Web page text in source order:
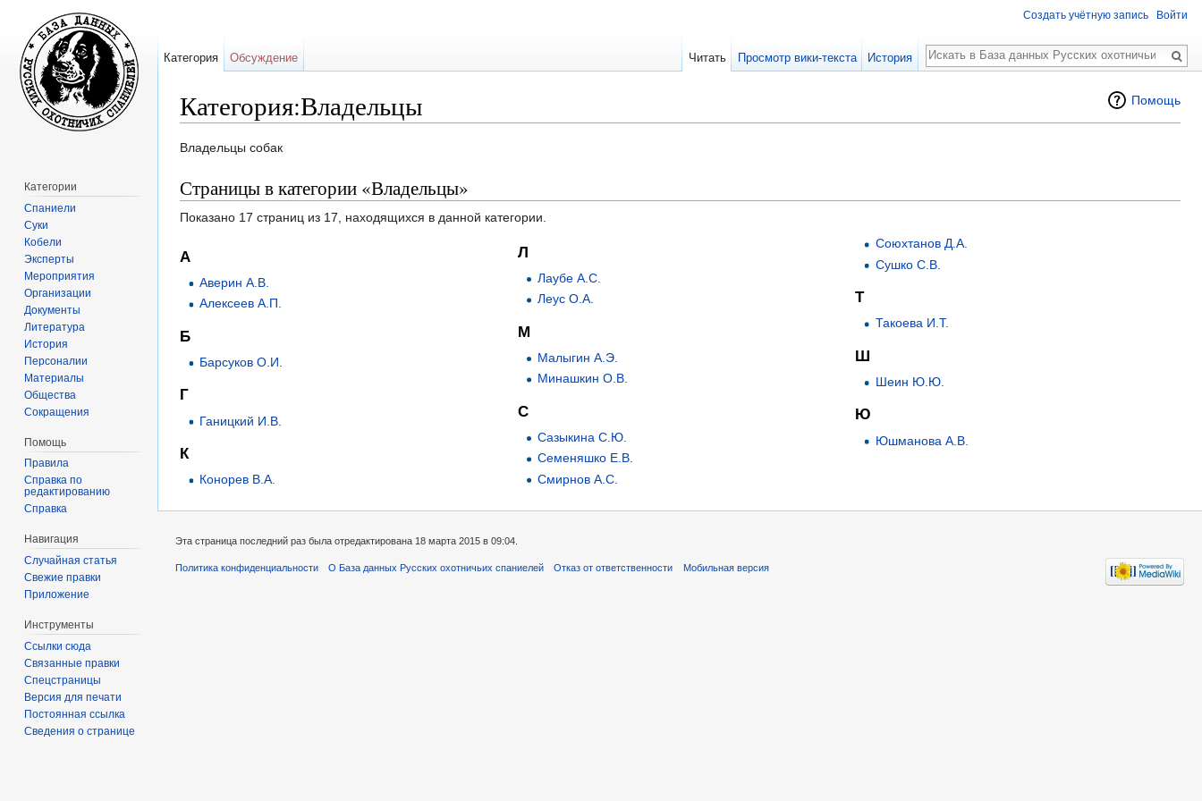
Помощь
Категория:Владельцы
Владельцы собак
Страницы в категории «Владельцы»
Показано 17 страниц из 17, находящихся в данной категории.
А
Аверин А.В.
Алексеев А.П.
Б
Барсуков О.И.
Г
Ганицкий И.В.
К
Конорев В.А.
Л
Лаубе А.С.
Леус О.А.
М
Малыгин А.Э.
Минашкин О.В.
С
Сазыкина С.Ю.
Семеняшко Е.В.
Смирнов А.С.
Союхтанов Д.А.
Сушко С.В.
Т
Такоева И.Т.
Ш
Шеин Ю.Ю.
Ю
Юшманова А.В.
Создать учётную запись Войти
Категория Обсуждение Читать Просмотр вики-текста История
Поиск
Категории
Спаниели
Суки
Кобели
Эксперты
Мероприятия
Организации
Документы
Литература
История
Персоналии
Материалы
Общества
Сокращения
Помощь
Правила
Справка по
редактированию
Справка
Навигация
Случайная статья
Свежие правки
Приложение
Инструменты
Ссылки сюда
Связанные правки
Спецстраницы
Версия для печати
Постоянная ссылка
Сведения о странице
Эта страница последний раз была отредактирована 18 марта 2015 в 09:04.
Политика конфиденциальности О База данных Русских охотничьих спаниелей Отказ от ответственности Мобильная версия